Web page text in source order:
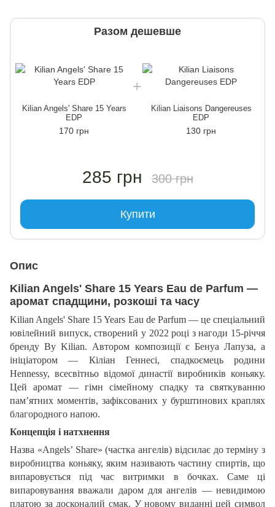
Разом дешевше
Kilian Angels' Share 15 Years
EDP
170 грн
Kilian Liaisons Dangereuses
EDP
130 грн
285 грн 300 грн
Купити
Опис
Kilian Angels' Share 15 Years Eau de Parfum —
аромат спадщини, розкоші та часу
Kilian Angels' Share 15 Years Eau de Parfum — це спеціальний
ювілейний випуск, створений у 2022 році з нагоди 15-річчя
бренду By Kilian. Автором композиції є Бенуа Лапуза, а
ініціатором — Кіліан Геннесі, спадкоємець родини
Hennessy, всесвітньо відомої династії виробників коньяку.
Цей аромат — гімн сімейному спадку та святкуванню
пам’ятних моментів, зафіксованих у бурштинових краплях
благородного напою.
Концепція і натхнення
Назва «Angels’ Share» (частка ангелів) відсилає до терміну з
виробництва коньяку, яким називають частину спиртів, що
випаровується під час витримки в бочках. Саме ці
випаровування вважали даром для ангелів — невидимою
платою за досконалий смак. У новому виданні цей символ